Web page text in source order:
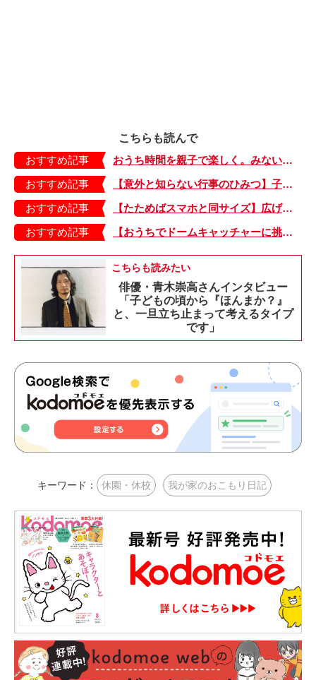
こちらも読んで
おすすめ記事
おうち時間を親子で楽しく。みないきぬこさんと作る「ヨーグルトアート」
おすすめ記事
【意外と知らない行事のひみつ】子どもにはどう伝える？「お盆」って何だろう？
おすすめ記事
【たためばスマホと同サイズ】広げるとビビッドでジューシーな柄が目を引くコンパクトな「扇子」
おすすめ記事
【おうちでドームキャッチャーに挑戦だ】アンパンマン わくわくドームキャッチャー
こちらも読みたい
俳優・青木崇高さんインタビュー
「子どもの頃から『ほんまか？』
と、一旦立ち止まって考えるタイプ
です」
キーワード： 休園・休校 我が家のおこもり日記